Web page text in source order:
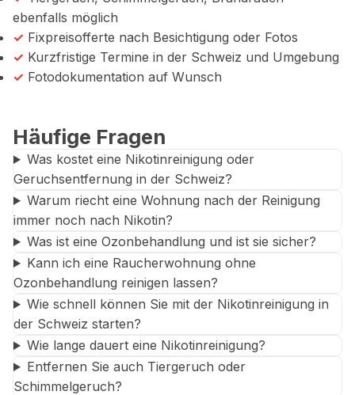
ebenfalls möglich
✓ Fixpreisofferte nach Besichtigung oder Fotos
✓ Kurzfristige Termine in der Schweiz und Umgebung
✓ Fotodokumentation auf Wunsch
Häufige Fragen
Was kostet eine Nikotinreinigung oder
Geruchsentfernung in der Schweiz?
Warum riecht eine Wohnung nach der Reinigung
immer noch nach Nikotin?
Was ist eine Ozonbehandlung und ist sie sicher?
Kann ich eine Raucherwohnung ohne
Ozonbehandlung reinigen lassen?
Wie schnell können Sie mit der Nikotinreinigung in
der Schweiz starten?
Wie lange dauert eine Nikotinreinigung?
Entfernen Sie auch Tiergeruch oder
Schimmelgeruch?